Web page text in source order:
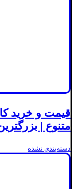
قیمت و خرید
متنوع |
دسته‌بندی نشده